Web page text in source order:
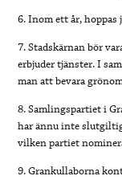
6. Inom ett år, hoppas
7. Stadskärnan bör
erbjuder tjänster. I
man att bevara
8. Samlingspartiet i
har ännu inte
vilken partiet
9. Grankullaborna